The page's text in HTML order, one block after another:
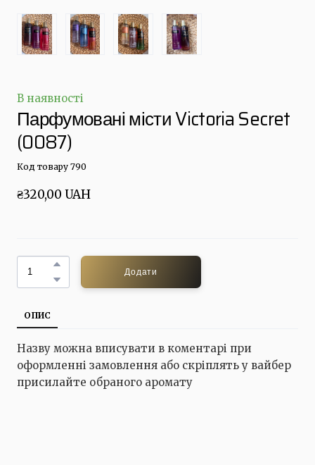
В наявності
Парфумовані місти Victoria Secret
(0087)
Код товару 790
₴320,00 UAH
Додати
ОПИС
Назву можна вписувати в коментарі при
оформленні замовлення або скріплять у вайбер
присилайте обраного аромату